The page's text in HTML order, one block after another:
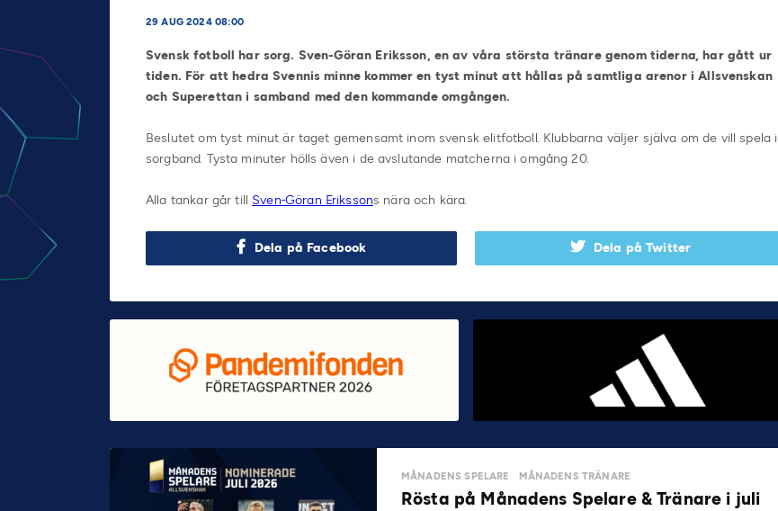
29 AUG 2024 08:00
Svensk fotboll har sorg. Sven-Göran Eriksson, en av våra största tränare genom tiderna, har gått ur
tiden. För att hedra Svennis minne kommer en tyst minut att hållas på samtliga arenor i Allsvenskan
och Superettan i samband med den kommande omgången.
Beslutet om tyst minut är taget gemensamt inom svensk elitfotboll. Klubbarna väljer själva om de vill spela i
sorgband. Tysta minuter hölls även i de avslutande matcherna i omgång 20.
Alla tankar går till Sven-Göran Erikssons nära och kära.
Dela på Facebook Dela på Twitter
MÅNADENS SPELARE MÅNADENS TRÄNARE
Rösta på Månadens Spelare & Tränare i juli